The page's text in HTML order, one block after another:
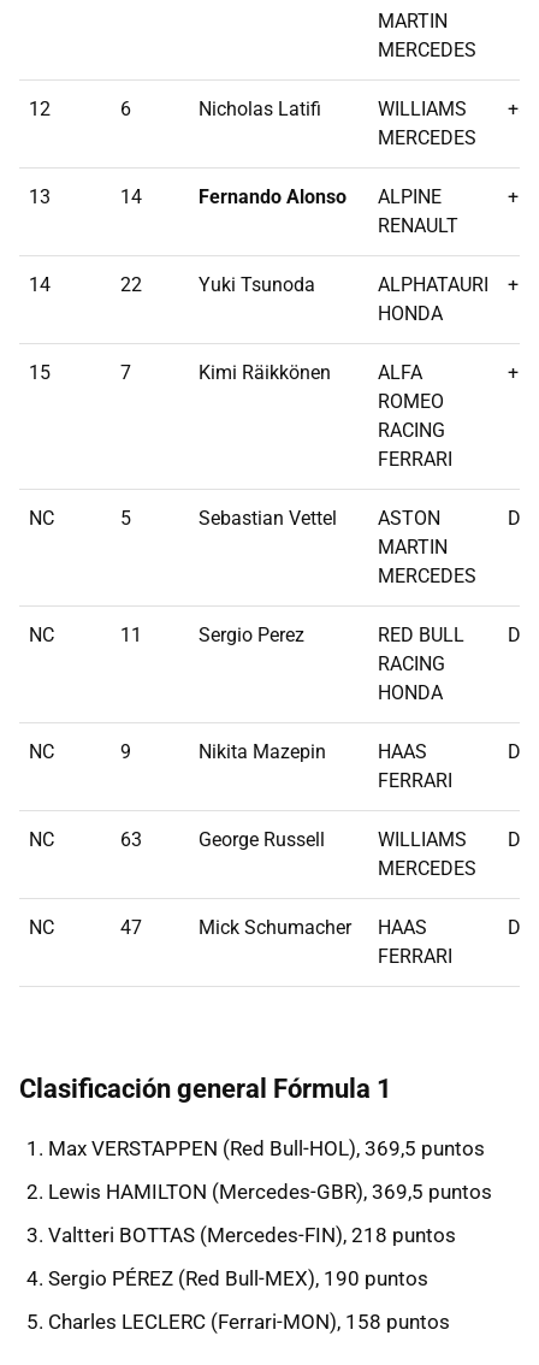
MARTIN
MERCEDES
12 6 Nicholas Latifi
WILLIAMS
MERCEDES
13 14 Fernando Alonso
ALPINE
RENAULT
+1
14 22 Yuki Tsunoda
ALPHATAURI
HONDA
+1
15 7 Kimi Räikkönen
ALFA
ROMEO
RACING
FERRARI
+1
NC 5 Sebastian Vettel
ASTON
MARTIN
MERCEDES
NC 11 Sergio Perez
RED BULL
RACING
HONDA
NC 9 Nikita Mazepin
HAAS
FERRARI
NC 63 George Russell
WILLIAMS
MERCEDES
NC 47 Mick Schumacher
HAAS
FERRARI
Clasificación general Fórmula 1
Max VERSTAPPEN (Red Bull-HOL), 369,5 puntos
Lewis HAMILTON (Mercedes-GBR), 369,5 puntos
Valtteri BOTTAS (Mercedes-FIN), 218 puntos
Sergio PÉREZ (Red Bull-MEX), 190 puntos
Charles LECLERC (Ferrari-MON), 158 puntos